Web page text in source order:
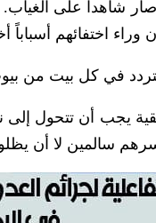
صار شاهداً على
وراء اختفائهم
يتردد في كل بيت من
يجب أن تتحول
سالمين لا أن